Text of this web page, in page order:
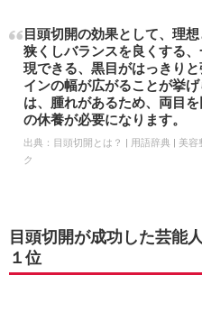
目頭切開の効果として、理
狭くしバランスを良くする
現できる、黒目がはっきり
インの幅が広がることが挙
は、腫れがあるため、両目
の休養が必要になります。
出典： 目頭切開とは？ | 用語辞典 | 美
ク
目頭切開が成功した芸能
１位